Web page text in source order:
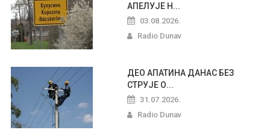
АПЕЛУЈЕ Н...
03.08.2026.
Radio Dunav
ДЕО АПАТИНА ДАНАС БЕЗ
СТРУЈЕ О...
31.07.2026.
Radio Dunav